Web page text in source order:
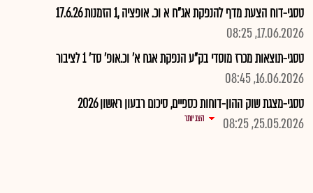
טסגי-דוח הצעת מדף להנפקת אג"ח א וכ. אופציה ,1 הזמנות 17.6.26
17.06.2026, 08:25
טסגי-תוצאות מכרז מוסדי בק"ע הנפקת אגח א' וכ.אופ' סד' 1 לציבור
16.06.2026, 08:45
טסגי-מצגת שוק ההון-דוחות כספיים, סיכום רבעון ראשון 2026
25.05.2026, 08:25
הצג יותר